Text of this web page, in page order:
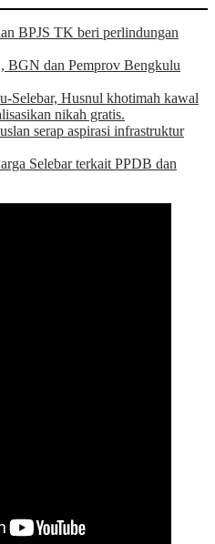
BPJS TK beri perlindungan
BGN dan Pemprov Bengkulu
Selebar, Husnul khotimah kawal
nikah gratis.
serap aspirasi infrastruktur
Selebar terkait PPDB dan